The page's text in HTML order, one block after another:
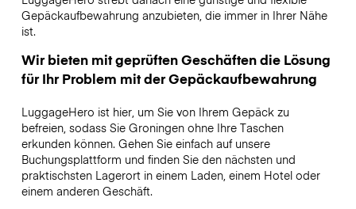
Gepäckaufbewahrung anzubieten, die immer in Ihrer Nähe
ist.
Wir bieten mit geprüften Geschäften die Lösung
für Ihr Problem mit der Gepäckaufbewahrung
LuggageHero ist hier, um Sie von Ihrem Gepäck zu
befreien, sodass Sie Groningen ohne Ihre Taschen
erkunden können. Gehen Sie einfach auf unsere
Buchungsplattform und finden Sie den nächsten und
praktischsten Lagerort in einem Laden, einem Hotel oder
einem anderen Geschäft.